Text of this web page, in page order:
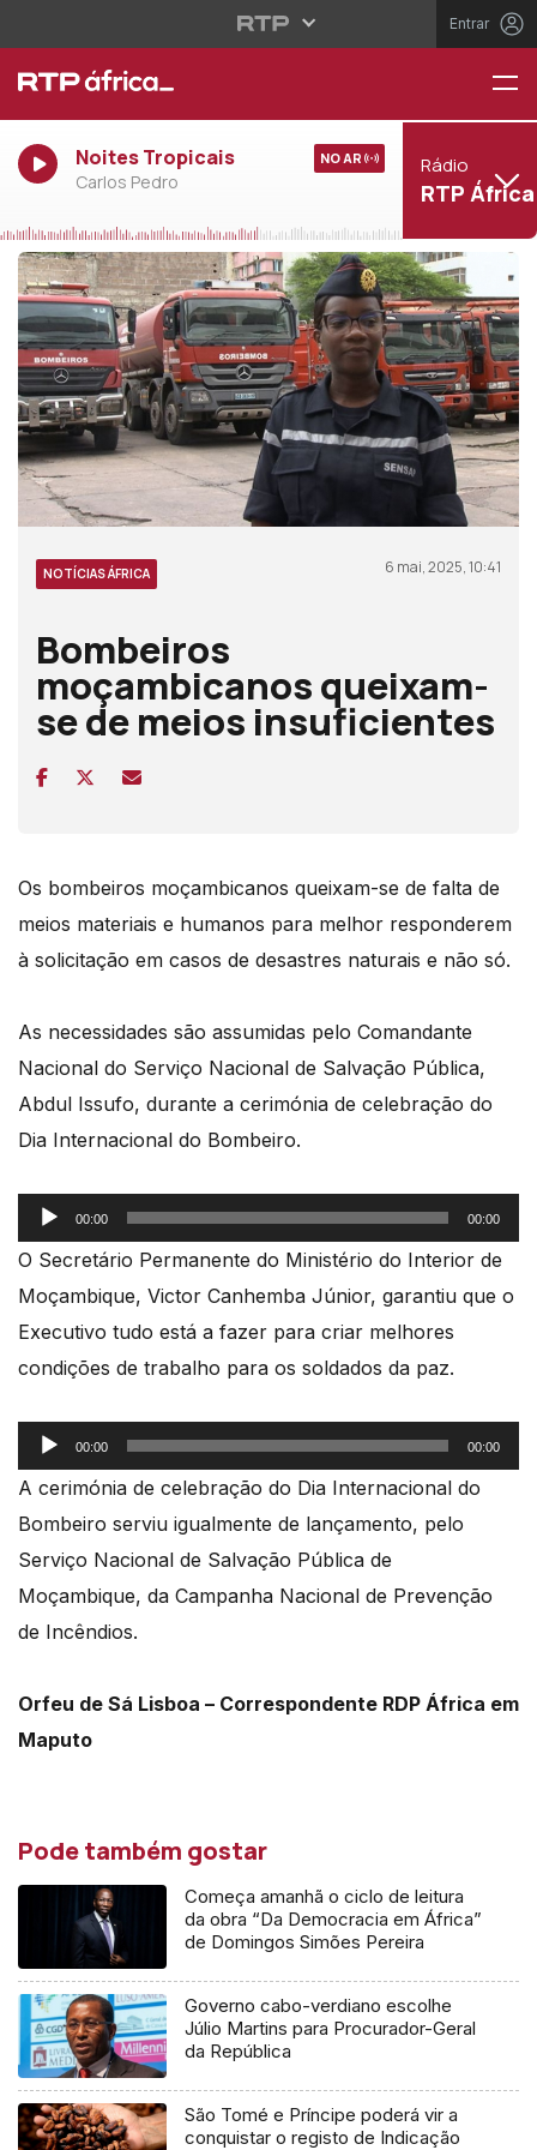
Entrar
Noites Tropicais
Carlos Pedro
NO AR Rádio
RTP África
NOTÍCIAS ÁFRICA 6 mai, 2025, 10:41
Bombeiros
moçambicanos queixam-
se de meios insuficientes
Os bombeiros moçambicanos queixam-se de falta de
meios materiais e humanos para melhor responderem
à solicitação em casos de desastres naturais e não só.
As necessidades são assumidas pelo Comandante
Nacional do Serviço Nacional de Salvação Pública,
Abdul Issufo, durante a cerimónia de celebração do
Dia Internacional do Bombeiro.
Reprodutor
de
00:00 00:00
O Secretário Permanente do Ministério do Interior de
Moçambique, Victor Canhemba Júnior, garantiu que o
Executivo tudo está a fazer para criar melhores
condições de trabalho para os soldados da paz.
Reprodutor
de
00:00 00:00
A cerimónia de celebração do Dia Internacional do
Bombeiro serviu igualmente de lançamento, pelo
Serviço Nacional de Salvação Pública de
Moçambique, da Campanha Nacional de Prevenção
de Incêndios.
Orfeu de Sá Lisboa – Correspondente RDP África em
Maputo
Pode também gostar
Começa amanhã o ciclo de leitura
da obra “Da Democracia em África”
de Domingos Simões Pereira
Governo cabo-verdiano escolhe
Júlio Martins para Procurador-Geral
da República
São Tomé e Príncipe poderá vir a
conquistar o registo de Indicação